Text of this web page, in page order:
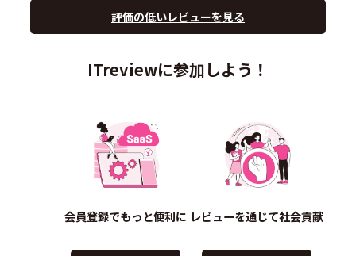
評価の低いレビューを見る
ITreviewに参加しよう！
会員登録でもっと便利に レビューを通じて社会貢献